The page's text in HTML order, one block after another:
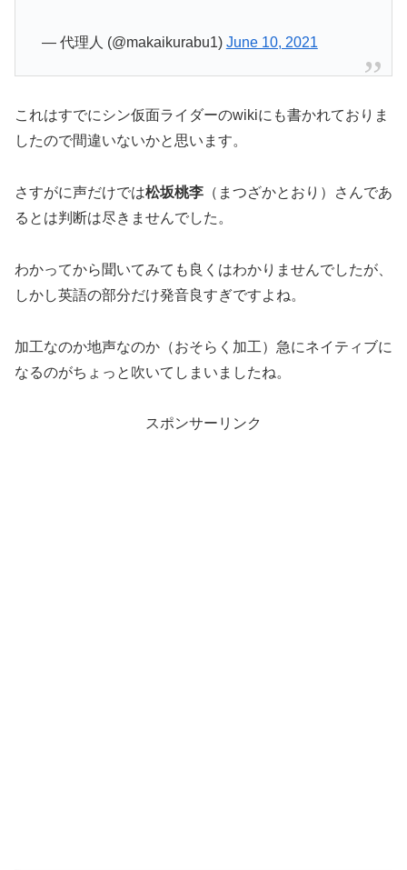
— 代理人 (@makaikurabu1) June 10, 2021
これはすでにシン仮面ライダーのwikiにも書かれておりま
したので間違いないかと思います。
さすがに声だけでは松坂桃李 （まつざかとおり）さんであ
るとは判断は尽きませんでした。
わかってから聞いてみても良くはわかりませんでしたが、
しかし英語の部分だけ発音良すぎですよね。
加工なのか地声なのか（おそらく加工）急にネイティブに
なるのがちょっと吹いてしまいましたね。
スポンサーリンク